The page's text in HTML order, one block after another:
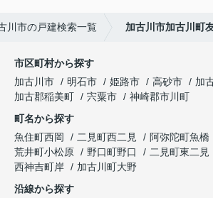
川市の戸建検索一覧 加古川市加古川町
市区町村から探す
加古川市
明石市 姫路市 高砂市
加
加古郡稲美町
宍粟市
神崎郡市川町
町名から探す
魚住町西岡
二見町西二見 阿弥陀町魚橋
荒井町小松原
野口町野口 二見町東二見
西神吉町岸
加古川町大野
沿線から探す